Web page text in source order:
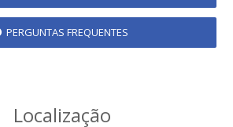
PERGUNTAS FREQUENTES
Localização